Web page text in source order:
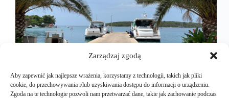
Zarządzaj zgodą
Aby zapewnić jak najlepsze wrażenia, korzystamy z technologii, takich jak pliki
cookie, do przechowywania i/lub uzyskiwania dostępu do informacji o urządzeniu.
Zgoda na te technologie pozwoli nam przetwarzać dane, takie jak zachowanie podczas